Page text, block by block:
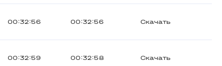
00:32:56 00:32:56 Скачать
00:32:59 00:32:58 Скачать